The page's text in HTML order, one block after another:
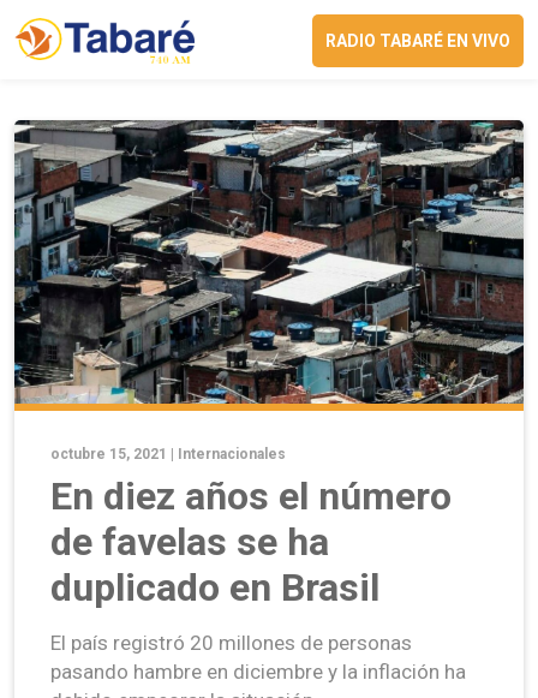
RADIO TABARÉ EN VIVO
octubre 15, 2021 | Internacionales
En diez años el número
de favelas se ha
duplicado en Brasil
El país registró 20 millones de personas
pasando hambre en diciembre y la inflación ha